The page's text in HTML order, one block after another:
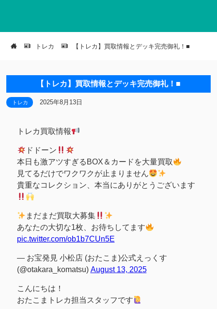
トレカ 【トレカ】買取情報とデッキ完売御礼！■
【トレカ】買取情報とデッキ完売御礼！■
トレカ 2025年8月13日
トレカ買取情報
ドドーン
本日も激アツすぎるBOX＆カードを大量買取
見てるだけでワクワクが止まりません
貴重なコレクション、本当にありがとうございます
まだまだ買取大募集
あなたの大切な1枚、お待ちしてます
pic.twitter.com/ob1b7CUn5E
— お宝発見 小松店 (おたこま)公式えっくす
(@otakara_komatsu) August 13, 2025
こんにちは！
おたこまトレカ担当スタッフです